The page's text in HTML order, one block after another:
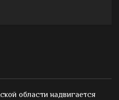
области надвигается